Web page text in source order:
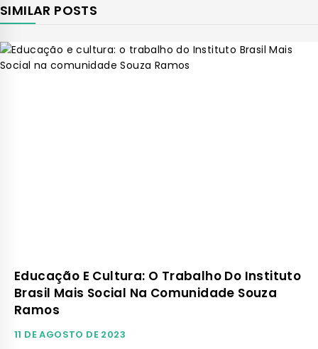
SIMILAR POSTS
Educação E Cultura: O Trabalho Do Instituto
Brasil Mais Social Na Comunidade Souza
Ramos
11 DE AGOSTO DE 2023